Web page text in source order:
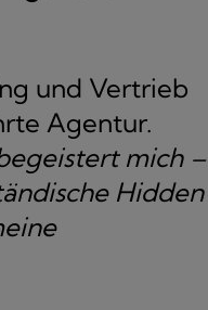
und Vertrieb
Agentur.
mich –
Hidden